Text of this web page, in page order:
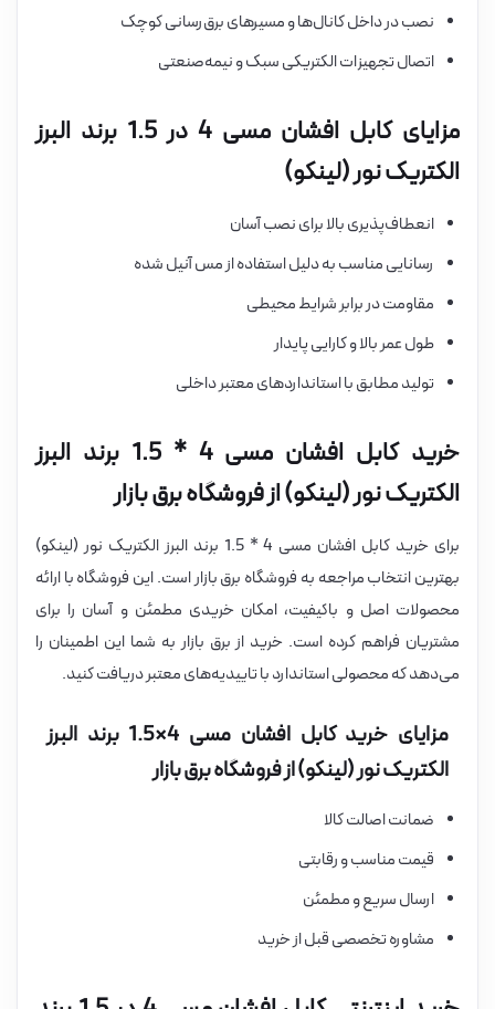
نصب در داخل کانال‌ها و مسیرهای برق‌رسانی کوچک
اتصال تجهیزات الکتریکی سبک و نیمه‌صنعتی
مزایای کابل افشان مسی 4 در 1.5 برند البرز
الکتریک نور (لینکو)
انعطاف‌پذیری بالا برای نصب آسان
رسانایی مناسب به دلیل استفاده از مس آنیل شده
مقاومت در برابر شرایط محیطی
طول عمر بالا و کارایی پایدار
تولید مطابق با استانداردهای معتبر داخلی
خرید کابل افشان مسی 4 * 1.5 برند البرز
الکتریک نور (لینکو) از فروشگاه برق بازار
برای خرید کابل افشان مسی 4 * 1.5 برند البرز الکتریک نور (لینکو)
بهترین انتخاب مراجعه به فروشگاه برق بازار است. این فروشگاه با ارائه
محصولات اصل و باکیفیت، امکان خریدی مطمئن و آسان را برای
مشتریان فراهم کرده است. خرید از برق بازار به شما این اطمینان را
می‌دهد که محصولی استاندارد با تاییدیه‌های معتبر دریافت کنید.
مزایای خرید کابل افشان مسی 4×1.5 برند البرز
الکتریک نور (لینکو) از فروشگاه برق بازار
ضمانت اصالت کالا
قیمت مناسب و رقابتی
ارسال سریع و مطمئن
مشاوره تخصصی قبل از خرید